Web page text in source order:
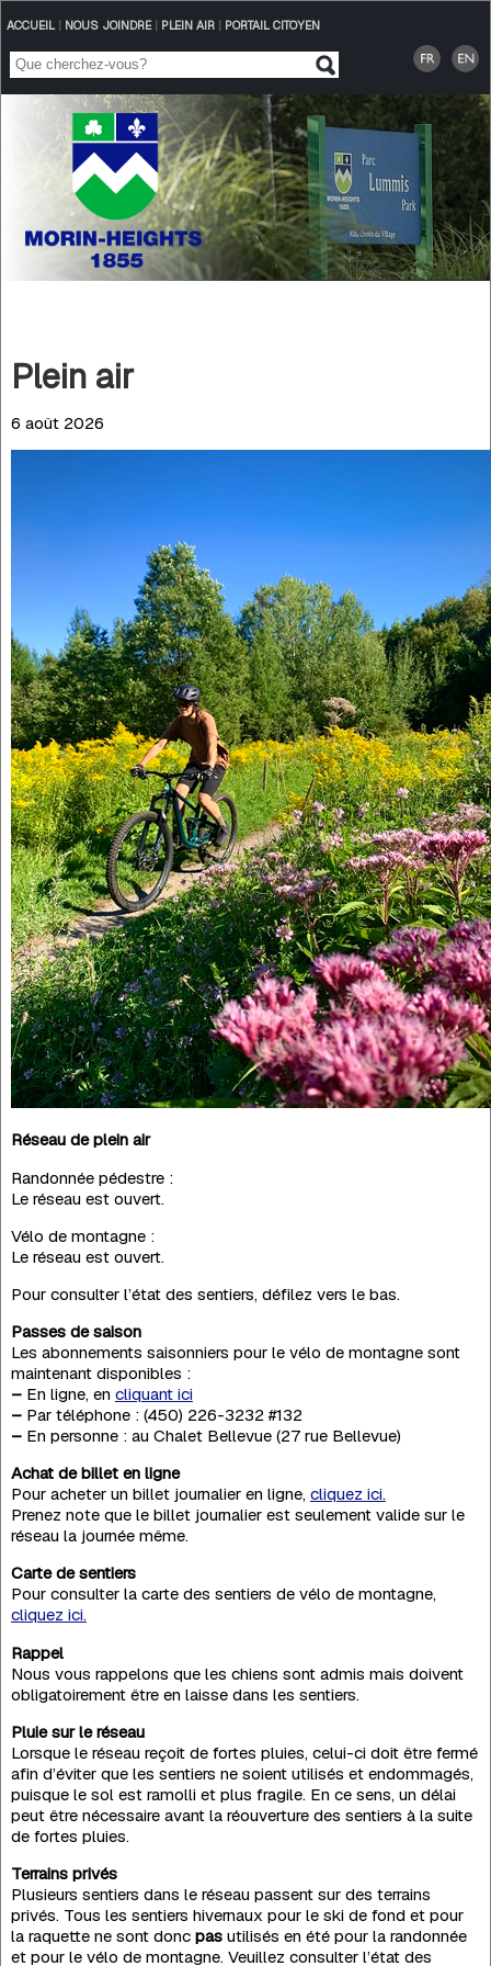
ACCUEIL| NOUS JOINDRE| PLEIN AIR| PORTAIL CITOYEN
Plein air
6 août 2026
Réseau de plein air
Randonnée pédestre :
Le réseau est ouvert.
Vélo de montagne :
Le réseau est ouvert.
Pour consulter l’état des sentiers, défilez vers le bas.
Passes de saison
Les abonnements saisonniers pour le vélo de montagne sont
maintenant disponibles :
–En ligne, en cliquant ici
–Par téléphone : (450) 226-3232 #132
–En personne : au Chalet Bellevue (27 rue Bellevue)
Achat de billet en ligne
Pour acheter un billet journalier en ligne, cliquez ici.
Prenez note que le billet journalier est seulement valide sur le
réseau la journée même.
Carte de sentiers
Pour consulter la carte des sentiers de vélo de montagne,
cliquez ici.
Rappel
Nous vous rappelons que les chiens sont admis mais doivent
obligatoirement être en laisse dans les sentiers.
Pluie sur le réseau
Lorsque le réseau reçoit de fortes pluies, celui-ci doit être fermé
afin d’éviter que les sentiers ne soient utilisés et endommagés,
puisque le sol est ramolli et plus fragile. En ce sens, un délai
peut être nécessaire avant la réouverture des sentiers à la suite
de fortes pluies.
Terrains privés
Plusieurs sentiers dans le réseau passent sur des terrains
privés. Tous les sentiers hivernaux pour le ski de fond et pour
la raquette ne sont donc pasutilisés en été pour la randonnée
et pour le vélo de montagne. Veuillez consulter l’état des